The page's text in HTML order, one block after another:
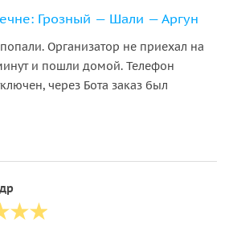
Грозный — Шали — Аргун
Организатор не приехал на
и пошли домой. Телефон
через Бота заказ был